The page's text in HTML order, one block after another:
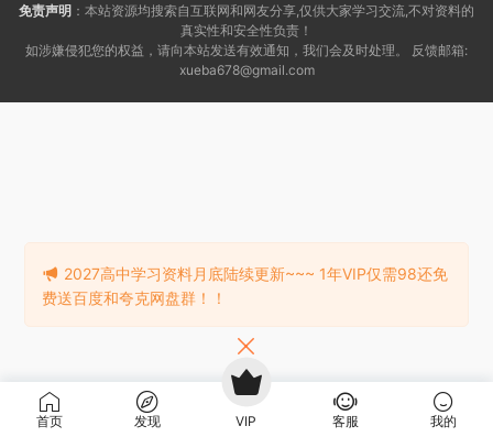
免责声明 ：本站资源均搜索自互联网和网友分享,仅供大家学习交流,不对资料的
真实性和安全性负责！
如涉嫌侵犯您的权益，请向本站发送有效通知，我们会及时处理。 反馈邮箱:
xueba678@gmail.com
首页 发现 VIP 客服 我的
2027高中学习资料月底陆续更新~~~ 1年VIP仅需98还免
费送百度和夸克网盘群！！